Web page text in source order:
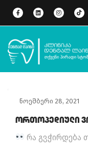
ნოემბერი 28, 2021
Ორთოპედიული
რა გვჭირდება